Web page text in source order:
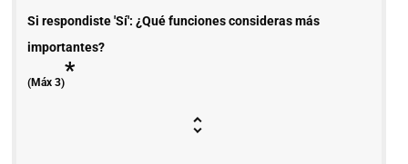
Si respondiste 'Sí': ¿Qué funciones consideras más
importantes?
(Máx 3)*